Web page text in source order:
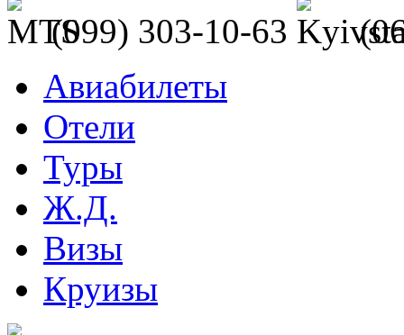
(099) 303-10-63
Авиабилеты
Отели
Туры
Ж.Д.
Визы
Круизы